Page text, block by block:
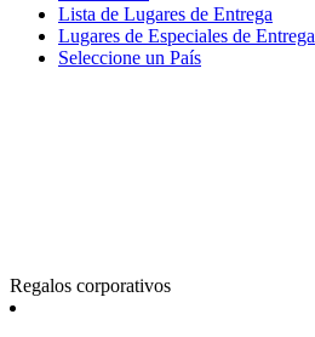
Lista de Lugares de Entrega
Lugares de Especiales de Entrega
Seleccione un País
Regalos corporativos